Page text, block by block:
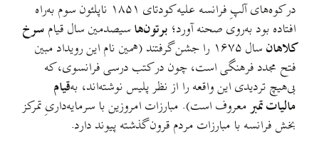
در کوه‌های آلپِ فرانسه علیه کودتای ۱۸۵۱ ناپلئون سوم به‌راه
افتاده بود به‌روی صحنه آورد؛ برتون‌ها سیصدمین سال قیام سرخ
کلاهان
سال ۱۶۷۵ را جشن گرفتند (همین نام این رویداد مبین
فتح مجدد فرهنگی است، چون در کتب درسی فرانسوی، که
بی‌هیچ تردیدی این واقعه را از نظر پلیس نوشته‌اند، به‌قیام
مالیات تمبر معروف است). مبارزات امروزین با سرمایه‌داریِ تمرکز
بخش فرانسه با مبارزات مردم قرون گذشته پیوند دارد.